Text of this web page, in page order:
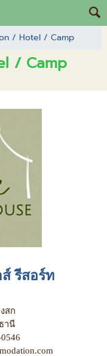
/ Hotel / Camp
/ Camp
ส์ รีสอร์ท
สก
านี